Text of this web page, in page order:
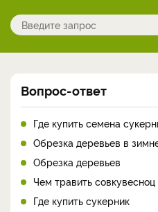
Вопрос-ответ
Где купить семена
Обрезка деревьев в
Обрезка деревьев
Чем травить совкувесноц
Где купить сукерник